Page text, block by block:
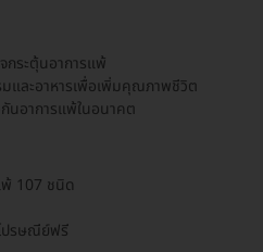
กระตุ้นอาการแพ้
และอาหารเพื่อเพิ่มคุณภาพชีวิต
นอาการแพ้ในอนาคต
พ้ 107 ชนิด
ปรษณีย์ฟรี